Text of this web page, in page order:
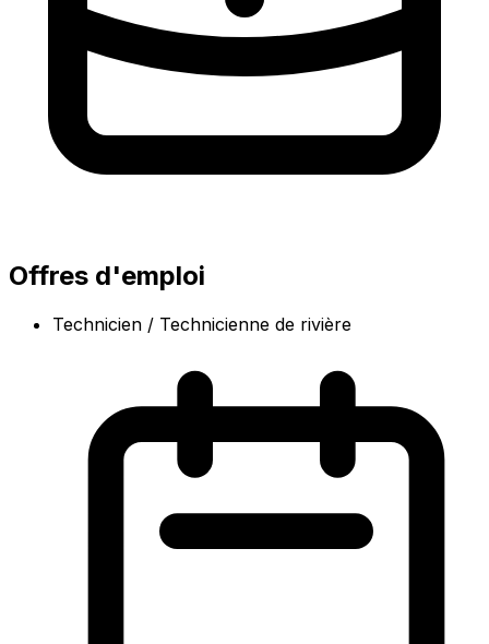
Offres d'emploi
Technicien / Technicienne de rivière